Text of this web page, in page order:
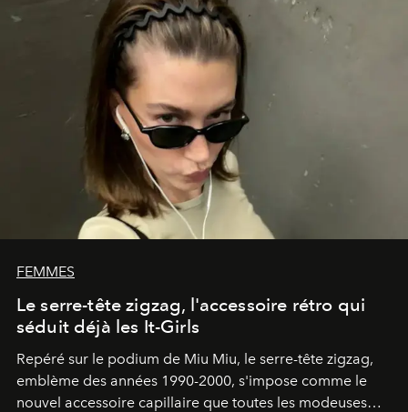
FEMMES
Le serre-tête zigzag, l'accessoire rétro qui
séduit déjà les It-Girls
Repéré sur le podium de Miu Miu, le serre-tête zigzag,
emblème des années 1990-2000, s'impose comme le
nouvel accessoire capillaire que toutes les modeuses